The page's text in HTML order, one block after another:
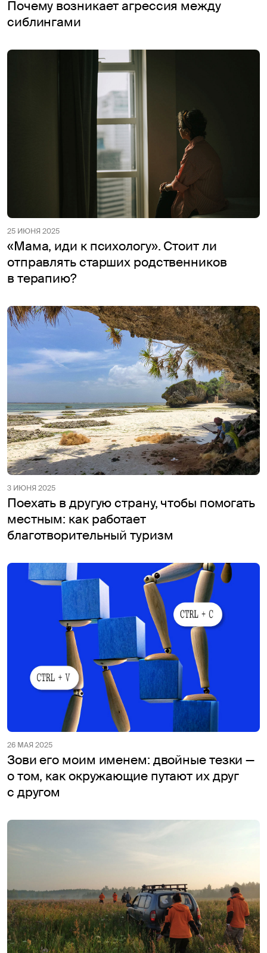
Почему возникает агрессия между
сиблингами
25 ИЮНЯ 2025
«Мама, иди к психологу». Стоит ли
отправлять старших родственников
в терапию?
3 ИЮНЯ 2025
Поехать в другую страну, чтобы помогать
местным: как работает
благотворительный туризм
26 МАЯ 2025
Зови его моим именем: двойные тезки —
о том, как окружающие путают их друг
с другом